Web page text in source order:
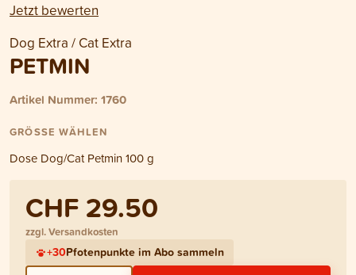
Jetzt bewerten
Dog Extra / Cat Extra
PETMIN
Artikel Nummer: 1760
GRÖSSE WÄHLEN
Dose Dog/Cat Petmin 100 g
CHF 29.50
zzgl. Versandkosten
+30Pfotenpunkte im Abo sammeln